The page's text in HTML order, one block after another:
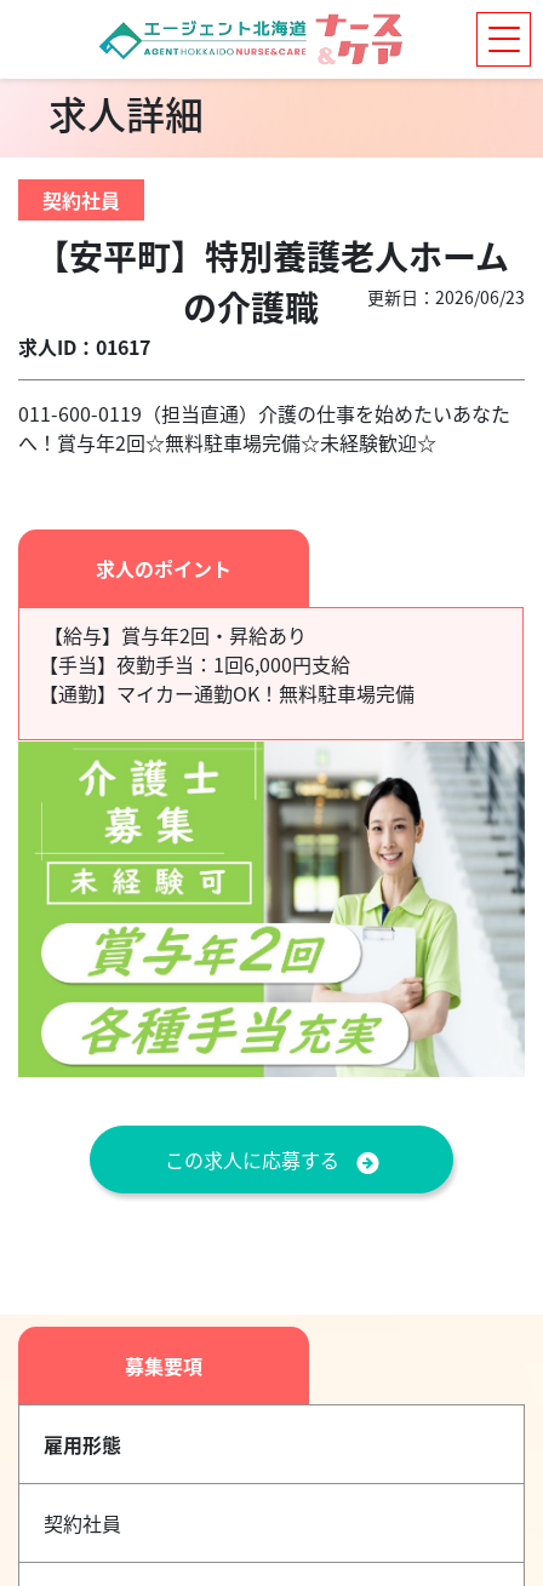
求人詳細
契約社員
【安平町】特別養護老人ホーム
の介護職
求人ID：01617
更新日：2026/06/23
011-600-0119（担当直通）介護の仕事を始めたいあなた
へ！賞与年2回☆無料駐車場完備☆未経験歓迎☆
求人のポイント
【給与】賞与年2回・昇給あり
【手当】 夜勤手当：1回6,000円支給
【通勤】 マイカー通勤OK！無料駐車場完備
この求人に応募する
募集要項
雇用形態
契約社員